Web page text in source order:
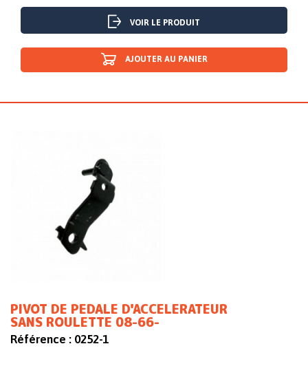
VOIR LE PRODUIT
AJOUTER AU PANIER
PIVOT DE PEDALE D'ACCELERATEUR
SANS ROULETTE 08-66-
Référence : 0252-1